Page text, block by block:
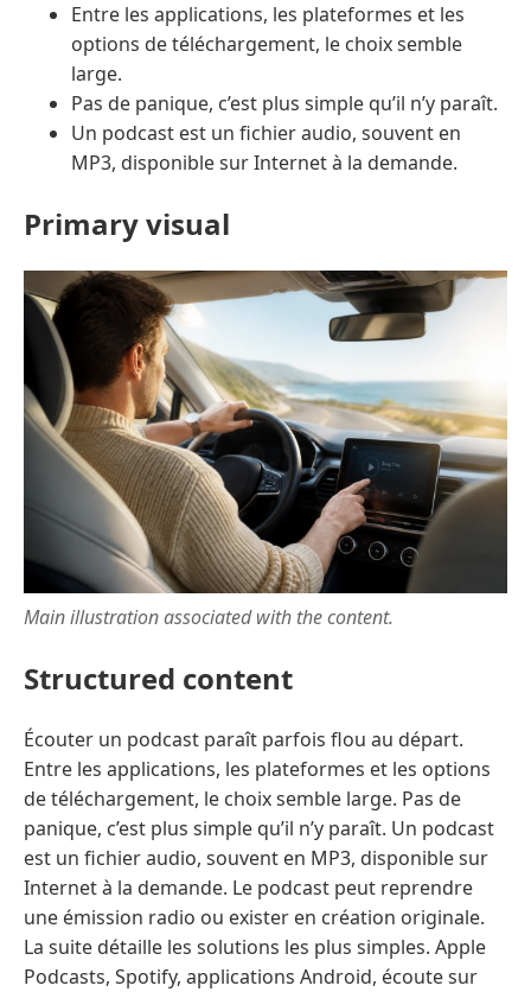
Entre les applications, les plateformes et les
options de téléchargement, le choix semble
large.
Pas de panique, c’est plus simple qu’il n’y paraît.
Un podcast est un fichier audio, souvent en
MP3, disponible sur Internet à la demande.
Primary visual
Main illustration associated with the content.
Structured content
Écouter un podcast paraît parfois flou au départ.
Entre les applications, les plateformes et les options
de téléchargement, le choix semble large. Pas de
panique, c’est plus simple qu’il n’y paraît. Un podcast
est un fichier audio, souvent en MP3, disponible sur
Internet à la demande. Le podcast peut reprendre
une émission radio ou exister en création originale.
La suite détaille les solutions les plus simples. Apple
Podcasts, Spotify, applications Android, écoute sur